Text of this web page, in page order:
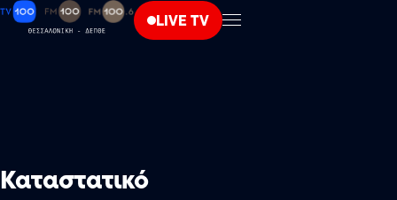
LIVE TV
Καταστατικό